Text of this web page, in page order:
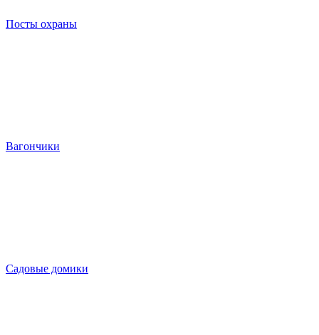
Посты охраны
Вагончики
Садовые домики